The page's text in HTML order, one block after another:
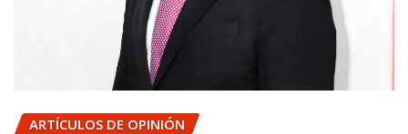
ARTÍCULOS DE OPINIÓN